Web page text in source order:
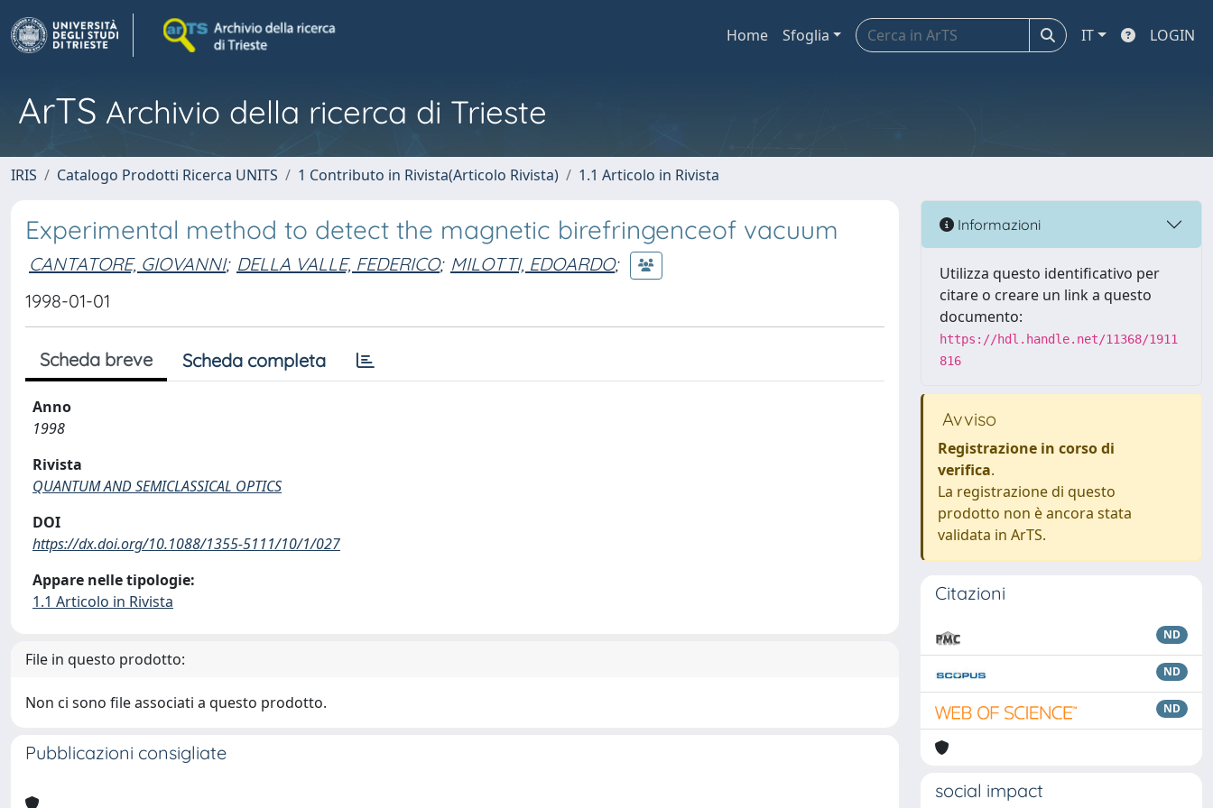
Home Sfoglia IT LOGIN
ArTS Archivio della ricerca di Trieste
IRIS Catalogo Prodotti Ricerca UNITS 1 Contributo in Rivista(Articolo Rivista) 1.1 Articolo in Rivista
Experimental method to detect the magnetic birefringenceof vacuum
CANTATORE, GIOVANNI; DELLA VALLE, FEDERICO; MILOTTI, EDOARDO;
1998-01-01
Scheda breve Scheda completa
Anno
1998
Rivista
QUANTUM AND SEMICLASSICAL OPTICS
DOI
https://dx.doi.org/10.1088/1355-5111/10/1/027
Appare nelle tipologie:
1.1 Articolo in Rivista
File in questo prodotto:
Non ci sono file associati a questo prodotto.
Pubblicazioni consigliate
Informazioni
Utilizza questo identificativo per
citare o creare un link a questo
documento:
https://hdl.handle.net/11368/1911
816
Avviso
Registrazione in corso di
verifica.
La registrazione di questo
prodotto non è ancora stata
validata in ArTS.
Citazioni
ND
ND
ND
social impact